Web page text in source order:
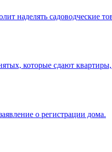
наделять садоводческие
которые сдают
о регистрации дома.